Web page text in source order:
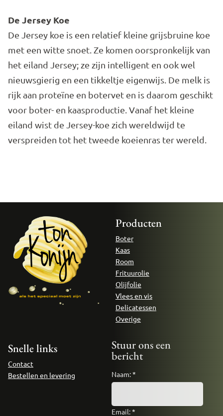
De Jersey Koe
De Jersey koe is een relatief kleine grijsbruine koe
met een witte snoet. Ze komen oorspronkelijk van
het eiland Jersey; ze zijn intelligent en ook wel
nieuwsgierig en een tikkeltje eigenwijs. De melk is
rijk aan proteïne en botervet en is daarom geschikt
voor boter- en kaasproductie. Vanaf het kleine
eiland wist de Jersey-koe zich wereldwijd te
verspreiden tot het tweede koeienras ter wereld.
Producten
Boter
Kaas
Room
Frituurolie
Olijfolie
Vlees en vis
Delicatessen
Overige
Snelle links
Contact
Bestellen en levering
Stuur ons een
bericht
Naam:*
Email:*